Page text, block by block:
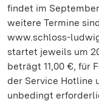
findet im
weitere Termine
www.schloss-
startet jeweils um
beträgt 11,00 €, für
der Service Hotline
unbedingt